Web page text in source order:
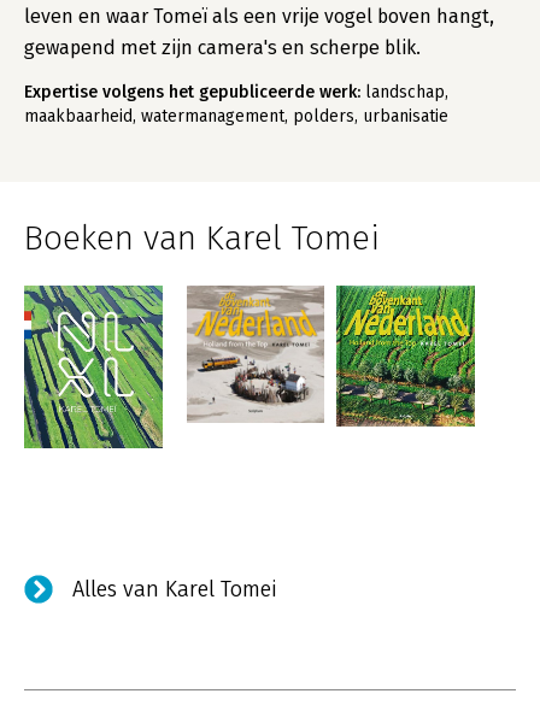
leven en waar Tomeï als een vrije vogel boven hangt,
gewapend met zijn camera's en scherpe blik.
Expertise volgens het gepubliceerde werk: landschap,
maakbaarheid, watermanagement, polders, urbanisatie
Boeken van Karel Tomei
Alles van Karel Tomei